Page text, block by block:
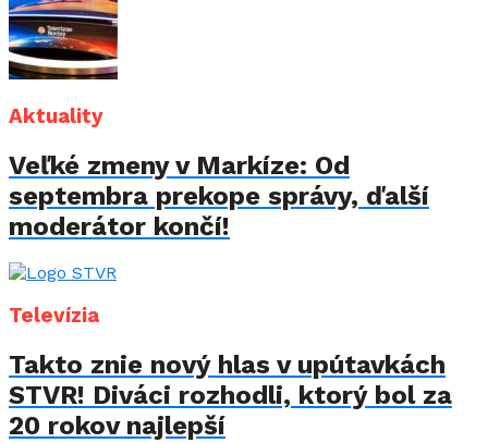
Aktuality
Veľké zmeny v Markíze: Od
septembra prekope správy, ďalší
moderátor končí!
Televízia
Takto znie nový hlas v upútavkách
STVR! Diváci rozhodli, ktorý bol za
20 rokov najlepší